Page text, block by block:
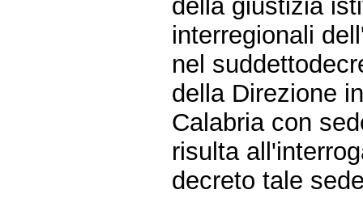
della giustizia
interregionali
nel
della Direzione
Calabria con
risulta
decreto tale